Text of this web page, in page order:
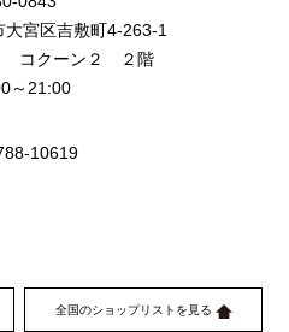
大宮区吉敷町4-263-1
コクーン２ ２階
～21:00
10619
全国のショップリストを見る